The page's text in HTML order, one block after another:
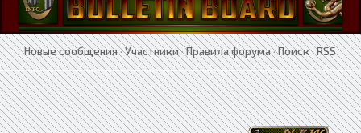
Новые сообщения·Участники·Правила форума·Поиск·RSS